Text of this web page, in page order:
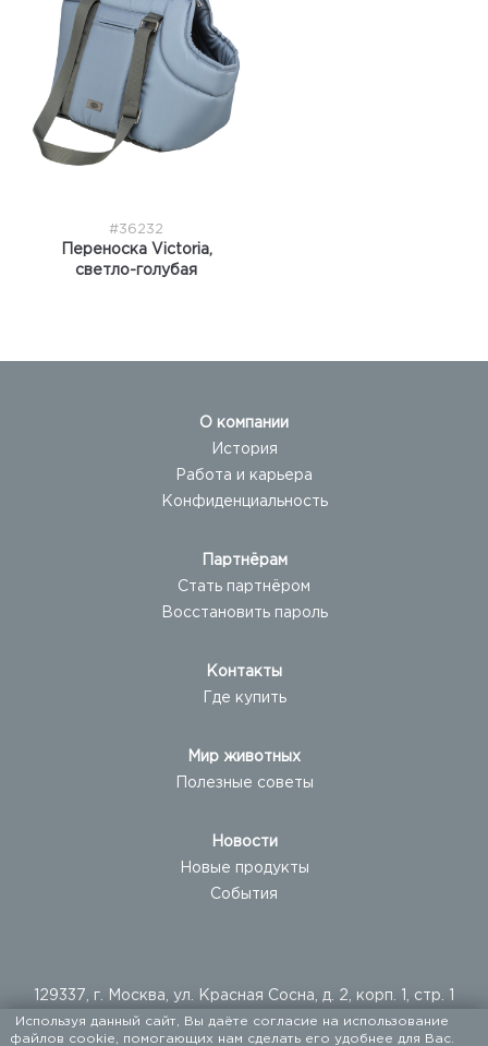
#36232
Переноска Victoria,
светло-голубая
О компании
История
Работа и карьера
Конфиденциальность
Партнёрам
Стать партнёром
Восстановить пароль
Контакты
Где купить
Мир животных
Полезные советы
Новости
Новые продукты
События
129337, г. Москва, ул. Красная Сосна, д. 2, корп. 1, стр. 1
+ 7 (495) 960-20-40
Используя данный сайт, Вы даёте согласие на использование
файлов cookie, помогающих нам сделать его удобнее для Вас.